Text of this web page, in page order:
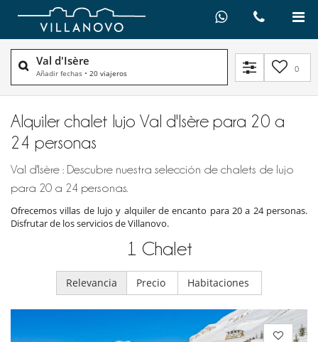
Val d'Isère
Añadir fechas • 20 viajeros 0
Alquiler chalet lujo Val d'Isère para 20 a
24 personas
Val d'Isère : Descubre nuestra selección de chalets de lujo
para 20 a 24 personas.
Ofrecemos villas de lujo y alquiler de encanto para 20 a 24 personas.
Disfrutar de los servicios de Villanovo.
1 Chalet
Relevancia Precio Habitaciones